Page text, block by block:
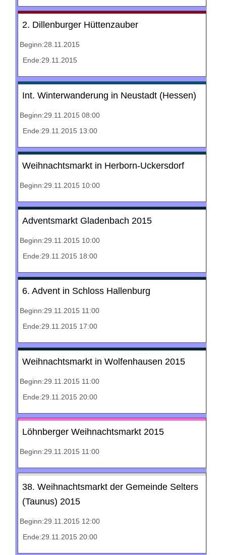
2. Dillenburger Hüttenzauber
Beginn:28.11.2015
Ende:29.11.2015
Int. Winterwanderung in Neustadt (Hessen)
Beginn:29.11.2015 08:00
Ende:29.11.2015 13:00
Weihnachtsmarkt in Herborn-Uckersdorf
Beginn:29.11.2015 10:00
Adventsmarkt Gladenbach 2015
Beginn:29.11.2015 10:00
Ende:29.11.2015 18:00
6. Advent in Schloss Hallenburg
Beginn:29.11.2015 11:00
Ende:29.11.2015 17:00
Weihnachtsmarkt in Wolfenhausen 2015
Beginn:29.11.2015 11:00
Ende:29.11.2015 20:00
Löhnberger Weihnachtsmarkt 2015
Beginn:29.11.2015 11:00
38. Weihnachtsmarkt der Gemeinde Selters
(Taunus) 2015
Beginn:29.11.2015 12:00
Ende:29.11.2015 20:00